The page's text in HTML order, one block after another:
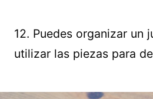
12. Puedes organizar un
utilizar las piezas para